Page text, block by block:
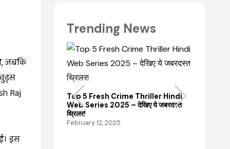
जबकि
Raj
इस
Trending News
Top 5 Fresh Crime Thriller Hindi
Web Series 2025 – देखिए ये जबरदस्त
थ्रिलर!
February 12, 2025